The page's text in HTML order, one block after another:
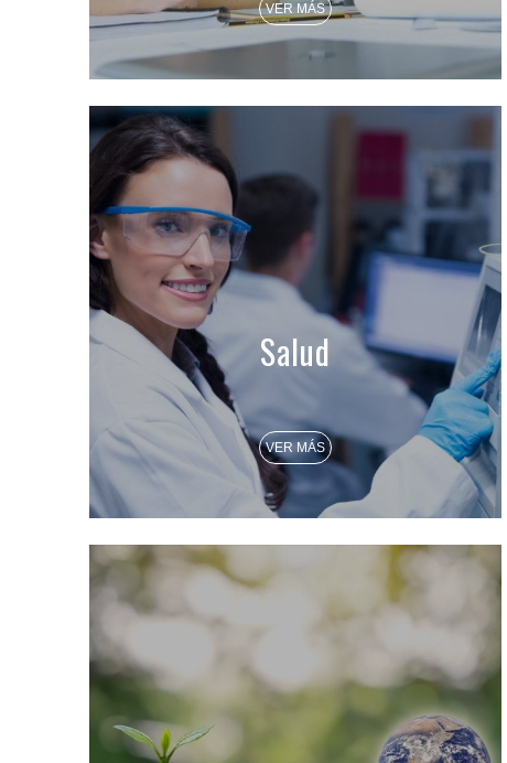
VER MÁS
Salud
VER MÁS